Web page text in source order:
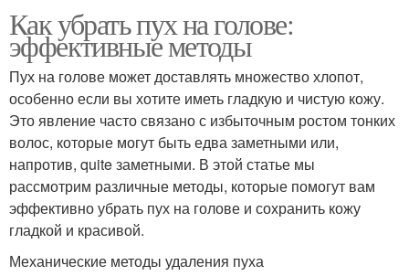
Как убрать пух на голове:
эффективные методы
Пух на голове может доставлять множество хлопот,
особенно если вы хотите иметь гладкую и чистую кожу.
Это явление часто связано с избыточным ростом тонких
волос, которые могут быть едва заметными или,
напротив, quite заметными. В этой статье мы
рассмотрим различные методы, которые помогут вам
эффективно убрать пух на голове и сохранить кожу
гладкой и красивой.
Механические методы удаления пуха